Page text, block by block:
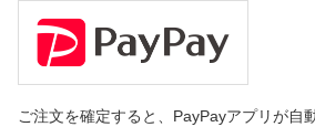
ご注文を確定すると、PayPayアプリが自